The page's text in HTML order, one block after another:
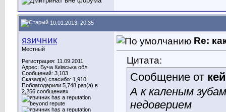
10.01.2013, 20:35
язичник
Местный
Регистрация: 11.09.2011
Адрес: Буча Київська обл.
Сообщений: 3,103
Сказал(а) спасибо: 1,910
Поблагодарили 5,748 раз(а) в
2,256 сообщениях
Re:
Цитата:
Сообщение от
А к каленым
недоверием